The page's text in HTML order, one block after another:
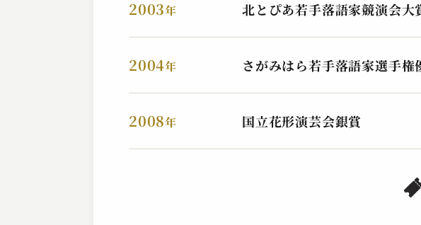
古今亭 菊志ん
古今亭
2003年 北とぴあ若手落語家競演会大
2004年 さがみはら若手落語家選手権
2008年 国立花形演芸会銀賞